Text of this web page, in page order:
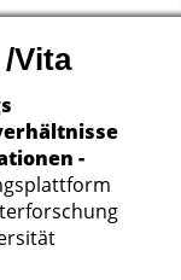
Vita
-